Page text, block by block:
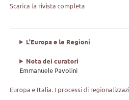
Scarica la rivista completa
L'Europa e le Regioni
Nota dei curatori
Emmanuele Pavolini
Europa e Italia. I processi di